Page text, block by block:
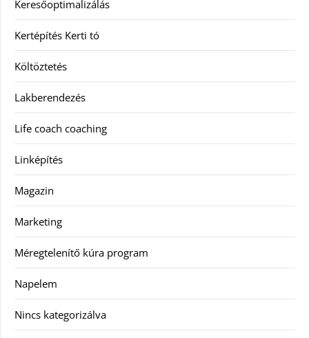
Keresőoptimalizálás
Kertépítés Kerti tó
Költöztetés
Lakberendezés
Life coach coaching
Linképítés
Magazin
Marketing
Méregtelenítő kúra program
Napelem
Nincs kategorizálva